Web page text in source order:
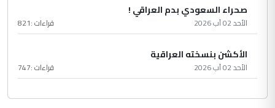
صحراء السعودي بدم العراقي !
الأحد 02 آب 2026 قراءات :821
الأكشن بنسخته العراقية
الأحد 02 آب 2026 قراءات :747